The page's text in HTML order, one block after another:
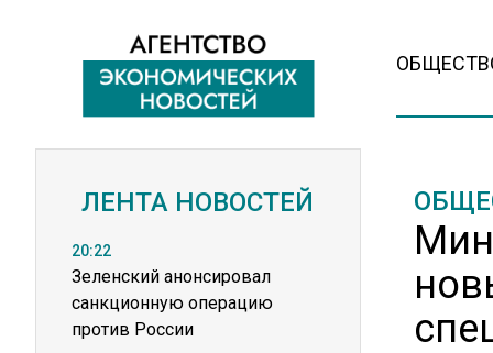
ЛЕНТА НОВОСТЕЙ
20:22
Зеленский анонсировал
санкционную операцию
против России